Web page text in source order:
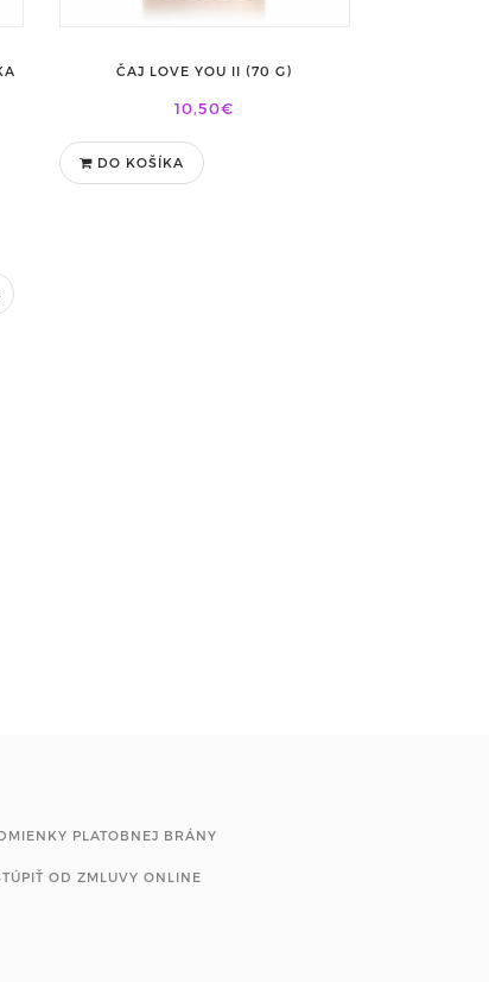
ČAJ LOVE YOU II (70 G)
10,50€
DO KOŠÍKA
PLATOBNEJ BRÁNY
OD ZMLUVY ONLINE